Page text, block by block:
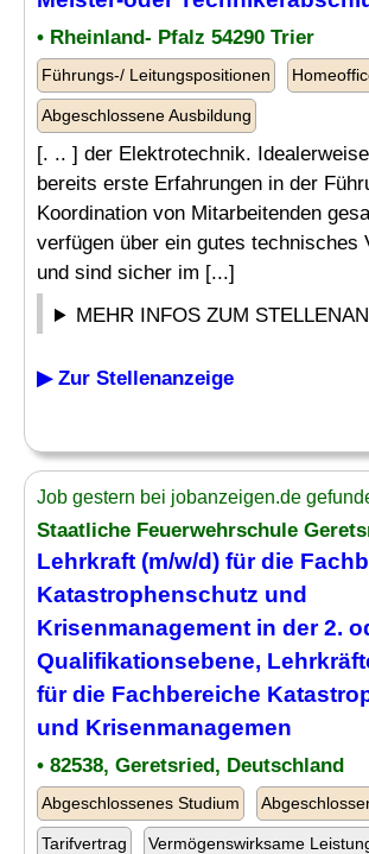
• Rheinland- Pfalz 54290 Trier
Führungs-/ Leitungspositionen
Abgeschlossene Ausbildung
[. .. ] der Elektrotechnik.
bereits erste Erfahrungen in der
Koordination von Mitarbeitenden
verfügen über ein gutes technisches
und sind sicher im [...]
MEHR INFOS ZUM
▶ Zur Stellenanzeige
Job gestern bei jobanzeigen.de
Staatliche Feuerwehrschule
Lehrkraft (m/w/d) für die
Katastrophenschutz und
Krisenmanagement in der 2.
Qualifikationsebene,
für die Fachbereiche
und Krisenmanagemen
• 82538, Geretsried, Deutschland
Abgeschlossenes Studium
Tarifvertrag Vermögenswirksame